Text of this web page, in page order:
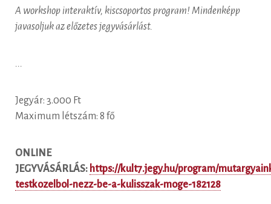
A workshop interaktív, kiscsoportos program! Mindenképp
javasoljuk az előzetes jegyvásárlást.
...
Jegyár: 3.000 Ft
Maximum létszám: 8 fő
ONLINE
JEGYVÁSÁRLÁS: https://kult7.jegy.hu/program/
testkozelbol-nezz-be-a-kulisszak-moge-182128